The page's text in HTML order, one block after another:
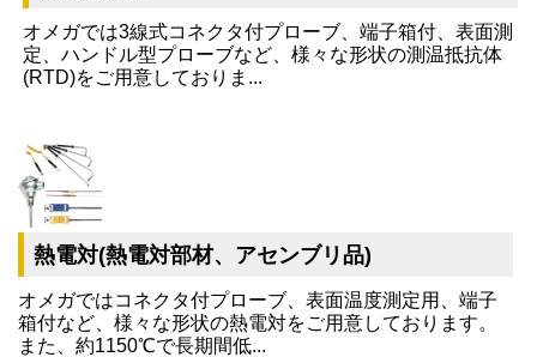
オメガでは3線式コネクタ付プローブ、端子箱付、表面測
定、ハンドル型プローブなど、様々な形状の測温抵抗体
(RTD)をご用意しておりま...
熱電対(熱電対部材、アセンブリ品)
オメガではコネクタ付プローブ、表面温度測定用、端子
箱付など、様々な形状の熱電対をご用意しております。
また、約1150℃で長期間低...